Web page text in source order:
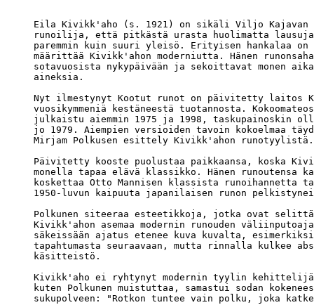
Eila Kivikk'aho (s. 1921) on sikäli Viljo Kajavan
runoilija, että pitkästä urasta huolimatta
paremmin kuin suuri yleisö. Erityisen hankalaa
määrittää Kivikk'ahon moderniutta. Hänen
sotavuosista nykypäivään ja sekoittavat monen
aineksia.
Nyt ilmestynyt Kootut runot on päivitetty laitos
vuosikymmeniä kestäneestä tuotannosta.
julkaistu aiemmin 1975 ja 1998, taskupainoskin
jo 1979. Aiempien versioiden tavoin kokoelmaa
Mirjam Polkusen esittely Kivikk'ahon runotyylistä.
Päivitetty kooste puolustaa paikkaansa, koska
monella tapaa elävä klassikko. Hänen runoutensa
koskettaa Otto Mannisen klassista runoihannetta
1950-luvun kaipuuta japanilaisen runon
Polkunen siteeraa esteetikkoja, jotka ovat
Kivikk'ahon asemaa modernin runouden
säkeissään ajatus etenee kuva kuvalta,
tapahtumasta seuraavaan, mutta rinnalla kulkee
käsitteistö.
Kivikk'aho ei ryhtynyt modernin tyylin
kuten Polkunen muistuttaa, samastui sodan
sukupolveen: "Rotkon tuntee vain polku, joka